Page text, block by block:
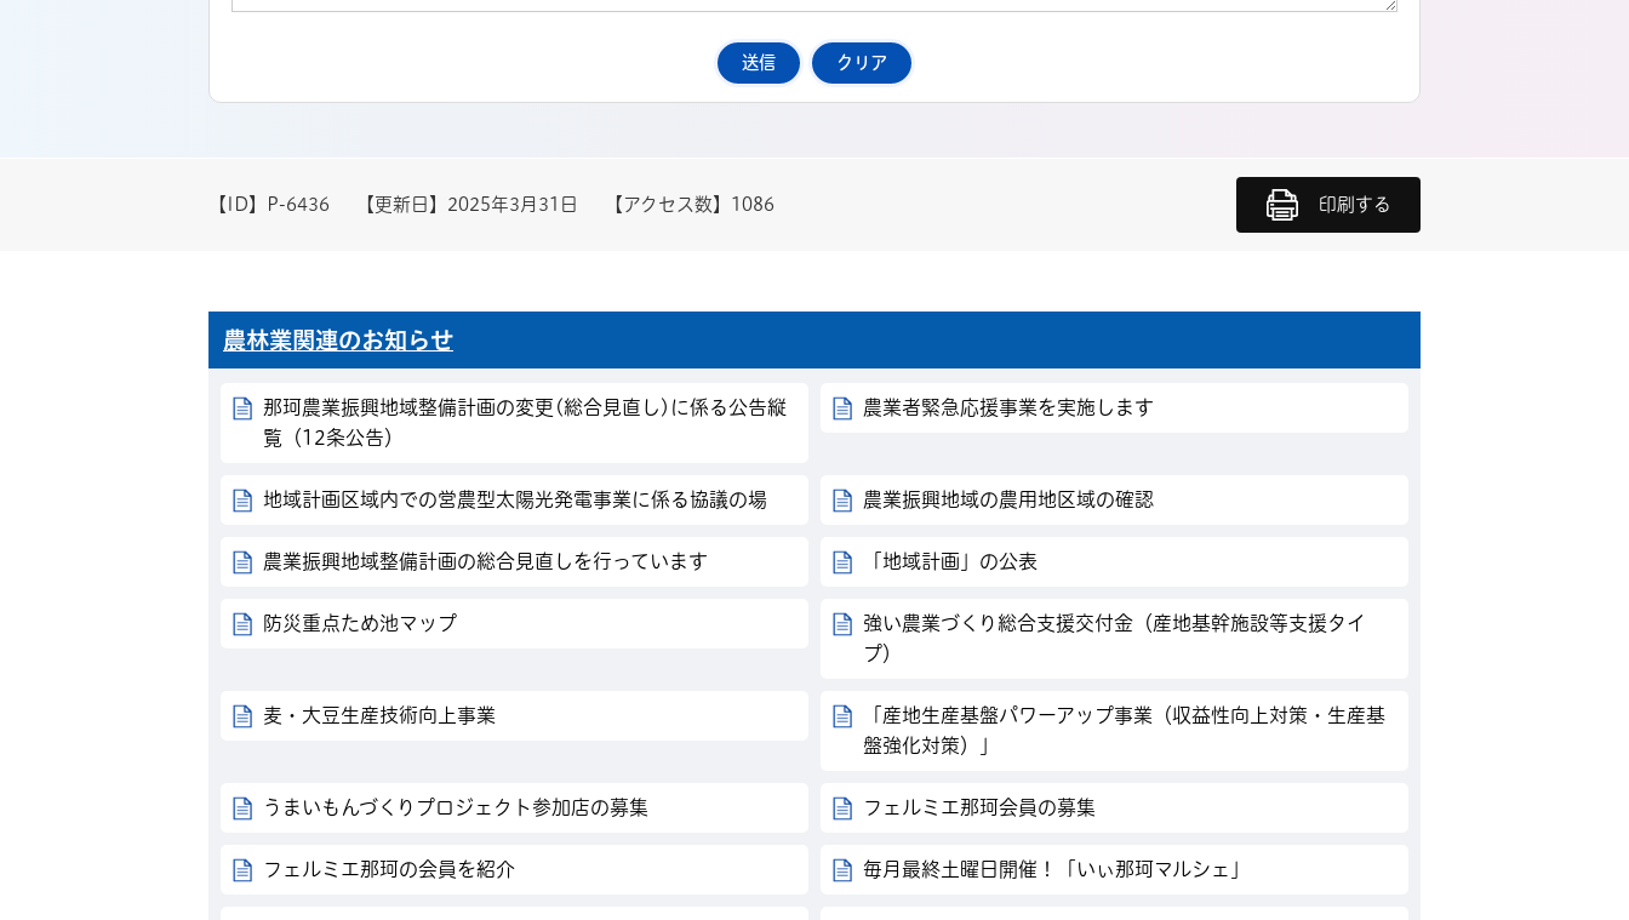
【ID】 P-6436 【更新日】 2025年3月31日 【アクセス数】 1086 印刷する
農林業関連のお知らせ
那珂農業振興地域整備計画の変更(総合見直し)に係る公告縦
覧（12条公告）
農業者緊急応援事業を実施します
地域計画区域内での営農型太陽光発電事業に係る協議の場 農業振興地域の農用地区域の確認
農業振興地域整備計画の総合見直しを行っています 「地域計画」の公表
防災重点ため池マップ
強い農業づくり総合支援交付金（産地基幹施設等支援タイ
プ）
麦・大豆生産技術向上事業
「産地生産基盤パワーアップ事業（収益性向上対策・生産基
盤強化対策）」
うまいもんづくりプロジェクト参加店の募集 フェルミエ那珂会員の募集
フェルミエ那珂の会員を紹介 毎月最終土曜日開催！「いぃ那珂マルシェ」